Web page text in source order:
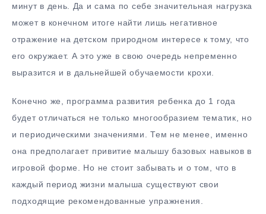
минут в день. Да и сама по себе значительная нагрузка
может в конечном итоге найти лишь негативное
отражение на детском природном интересе к тому, что
его окружает. А это уже в свою очередь непременно
выразится и в дальнейшей обучаемости крохи.
Конечно же, программа развития ребенка до 1 года
будет отличаться не только многообразием тематик, но
и периодическими значениями. Тем не менее, именно
она предполагает привитие малышу базовых навыков в
игровой форме. Но не стоит забывать и о том, что в
каждый период жизни малыша существуют свои
подходящие рекомендованные упражнения.